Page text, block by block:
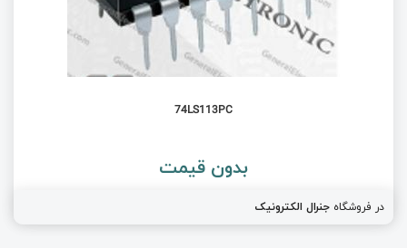
74LS113PC
بدون قیمت
در فروشگاه جنرال الکترونیک